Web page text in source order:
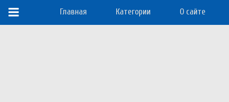
Главная Категории О сайте